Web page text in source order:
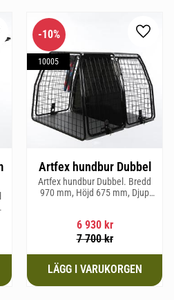
till i favoriter
Artfex hundbur Dubbel
Artfex hundbur Dubbel. Bredd
970 mm, Höjd 675 mm, Djup
6 930kr
7 700kr
10%
10005
Lägg